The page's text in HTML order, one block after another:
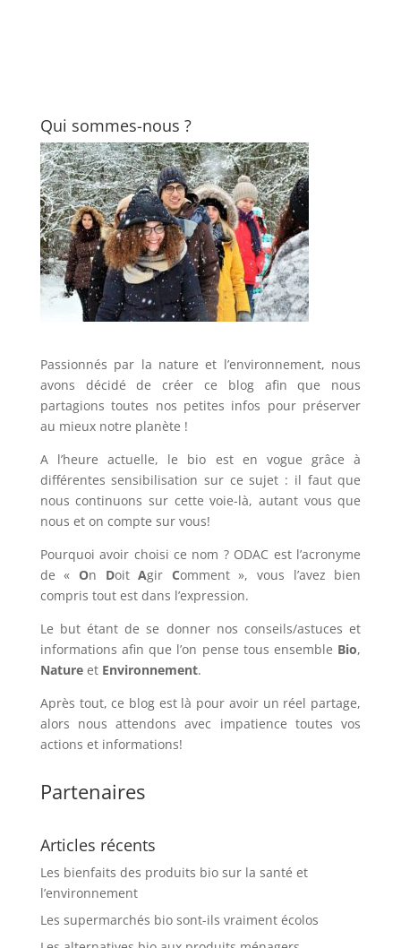
Qui sommes-nous ?
Passionnés par la nature et l’environnement, nous
avons décidé de créer ce blog afin que nous
partagions toutes nos petites infos pour préserver
au mieux notre planète !
A l’heure actuelle, le bio est en vogue grâce à
différentes sensibilisation sur ce sujet : il faut que
nous continuons sur cette voie-là, autant vous que
nous et on compte sur vous!
Pourquoi avoir choisi ce nom ? ODAC est l’acronyme
de « On DoitAgir Comment », vous l’avez bien
compris tout est dans l’expression.
Le but étant de se donner nos conseils/astuces et
informations afin que l’on pense tous ensemble Bio,
Natureet Environnement.
Après tout, ce blog est là pour avoir un réel partage,
alors nous attendons avec impatience toutes vos
actions et informations!
Partenaires
Articles récents
Les bienfaits des produits bio sur la santé et
l’environnement
Les supermarchés bio sont-ils vraiment écolos